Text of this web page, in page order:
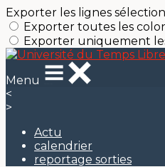
Exporter les lignes
Exporter toutes les
Exporter uniquement
Menu
<
>
Actu
calendrier
reportage sorties